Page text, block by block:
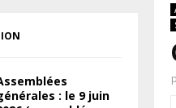
: le 9 juin